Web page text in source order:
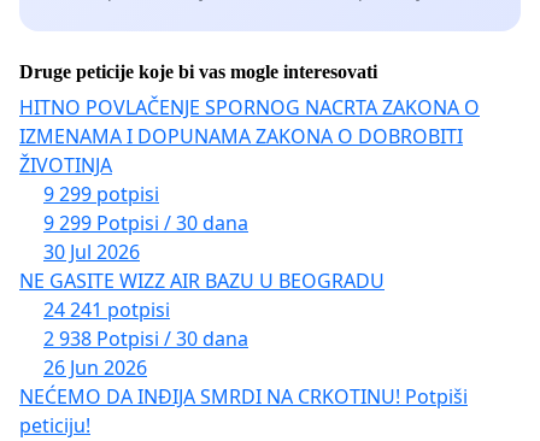
Druge peticije koje bi vas mogle interesovati
HITNO POVLAČENJE SPORNOG NACRTA ZAKONA O
IZMENAMA I DOPUNAMA ZAKONA O DOBROBITI
ŽIVOTINJA
9 299 potpisi
9 299 Potpisi / 30 dana
30 Jul 2026
NE GASITE WIZZ AIR BAZU U BEOGRADU
24 241 potpisi
2 938 Potpisi / 30 dana
26 Jun 2026
NEĆEMO DA INĐIJA SMRDI NA CRKOTINU! Potpiši
peticiju!